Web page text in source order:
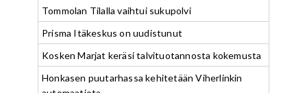
Tommolan Tilalla vaihtui sukupolvi
Prisma Itäkeskus on uudistunut
Kosken Marjat keräsi talvituotannosta kokemusta
Honkasen puutarhassa kehitetään Viherlinkin